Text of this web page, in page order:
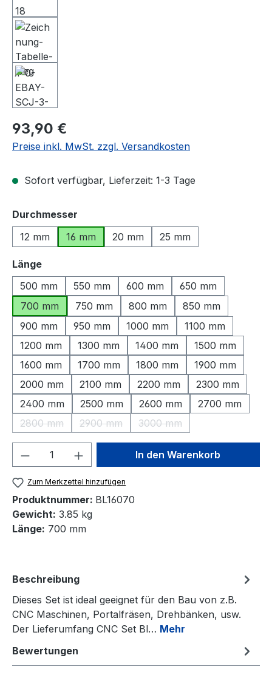
Regulärer Preis:
93,90 €
Preise inkl. MwSt. zzgl. Versandkosten
Sofort verfügbar, Lieferzeit: 1-3 Tage
Durchmesser
12 mm
16 mm 20 mm 25 mm
Längeauswählen
500 mm
550 mm 600 mm
650 mm
700 mm
750 mm 800 mm
850 mm
900 mm
950 mm 1000 mm
1100 mm
1200 mm
1300 mm 1400 mm
1500 mm
1600 mm
1700 mm 1800 mm
1900 mm
2000 mm
2100 mm 2200 mm
2300 mm
2400 mm
2500 mm 2600 mm
2700 mm
2800 mm
(Diese Option ist zurzeit nicht verfügbar.)
2900 mm
(Diese Option ist zurzeit nicht verfügbar.)
3000 mm
(Diese Option ist zurzeit
Produkt Anzahl: Gib denIn den Warenkorb
Zum Merkzettel hinzufügen
Produktnummer: BL16070
Gewicht: 3.85 kg
Länge: 700 mm
Beschreibung
Dieses Set ist ideal geeignet für den Bau von z.B.
CNC Maschinen, Portalfräsen, Drehbänken, usw.
Der Lieferumfang CNC Set Bl… Mehr
Bewertungen